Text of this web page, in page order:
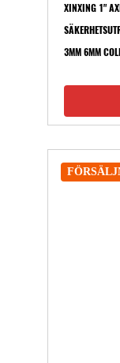
XINXING 1"
3MM 6MM